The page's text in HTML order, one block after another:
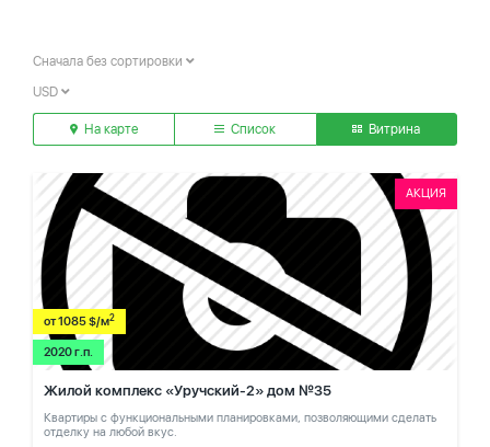
Сначала без сортировки
USD
На карте Список Витрина
АКЦИЯ
от 1085 $/м2
2020 г.п.
Жилой комплекс «Уручский-2» дом №35
Квартиры с функциональными планировками, позволяющими сделать
отделку на любой вкус.